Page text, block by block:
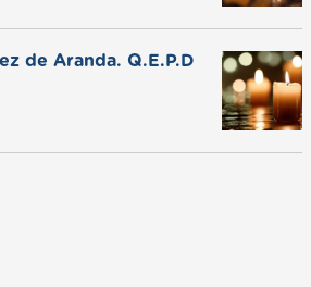
de Aranda. Q.E.P.D